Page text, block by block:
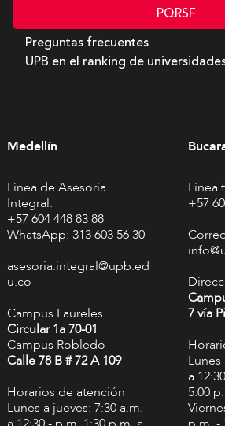
PQRSF
Preguntas frecuentes
UPB en el ranking de
Medellín
Línea de Asesoría
Integral:
+57 604 448 83 88
WhatsApp: 313 603 56 30
asesoria.integral@upb.ed
u.co
Campus Laureles
Circular 1a 70-01
Campus Robledo
Calle 78 B # 72 A 109
Horarios de atención
Lunes a jueves: 7:30 a.m.
Línea
+57
7 vía
Lunes
a
5:00